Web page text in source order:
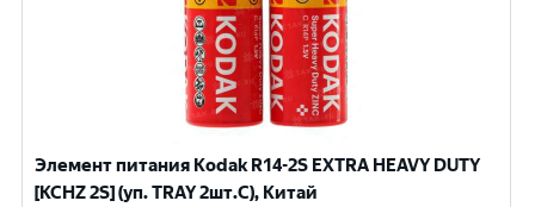
Элемент питания Kodak R14-2S EXTRA HEAVY DUTY
[KCHZ 2S] (уп. TRAY 2шт.C), Китай